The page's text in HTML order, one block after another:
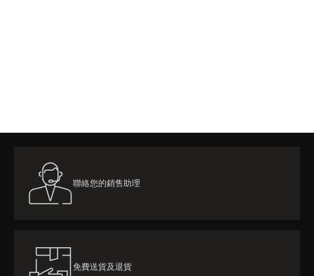
聯絡您的銷售助理
免費送貨及退貨